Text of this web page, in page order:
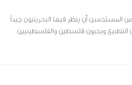
من المستحسن أن ينظر فيها البحرينيون جيداً
التطبيع ويحبون فلسطين والفلسطينيين